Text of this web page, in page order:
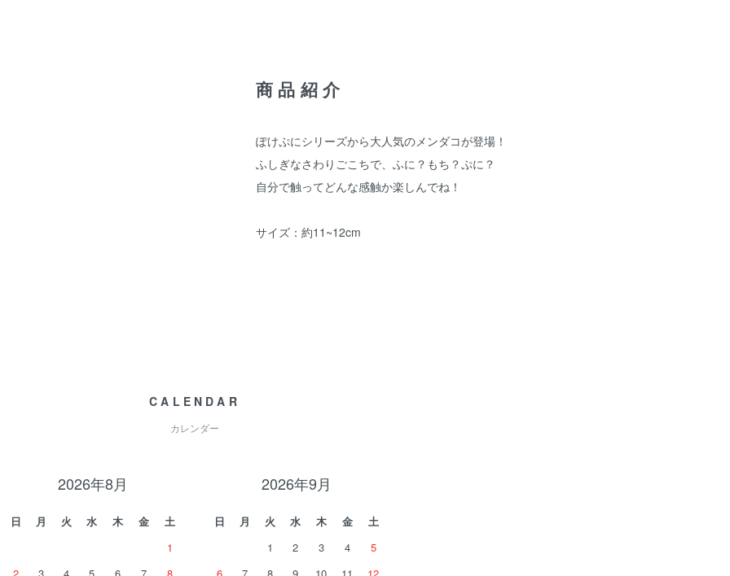
商品紹介
ぽけぷにシリーズから大人気のメンダコが登場！
ふしぎなさわりごこちで、ふに？もち？ぷに？
自分で触ってどんな感触か楽しんでね！
サイズ：約11~12cm
CALENDAR
カレンダー
2026年8月
日 月 火 水 木 金
土
1
2026年9月
日 月 火 水 木 金
土
1
2 3 4
5